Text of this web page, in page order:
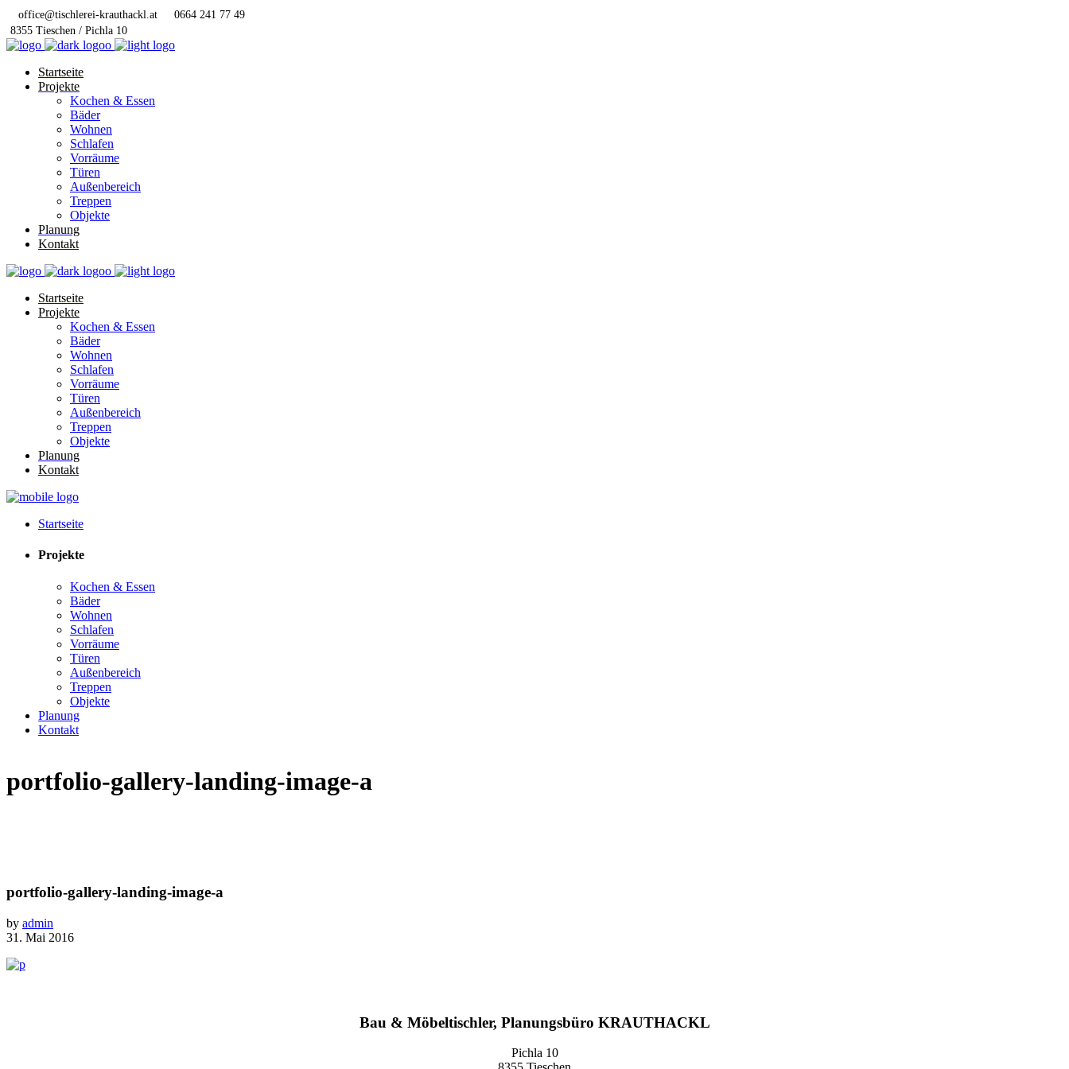
office@tischlerei-krauthackl.at
0664 241 77 49
8355 Tieschen / Pichla 10
Startseite
Projekte
Kochen & Essen
Bäder
Wohnen
Schlafen
Vorräume
Türen
Außenbereich
Treppen
Objekte
Planung
Kontakt
Startseite
Projekte
Kochen & Essen
Bäder
Wohnen
Schlafen
Vorräume
Türen
Außenbereich
Treppen
Objekte
Planung
Kontakt
Startseite
Projekte
Kochen & Essen
Bäder
Wohnen
Schlafen
Vorräume
Türen
Außenbereich
Treppen
Objekte
Planung
Kontakt
portfolio-gallery-landing-image-a
portfolio-gallery-landing-image-a
by admin
31. Mai 2016
Bau & Möbeltischler, Planungsbüro KRAUTHACKL
Pichla 10